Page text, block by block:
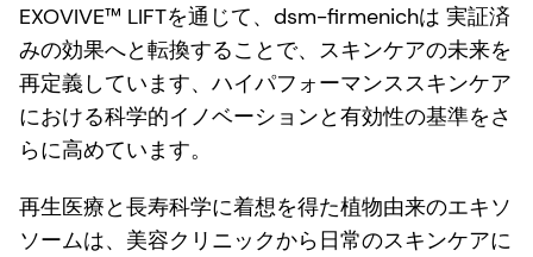
EXOVIVE™ LIFTを通じて、dsm-firmenichは 実証済
みの効果へと転換することで、スキンケアの未来を
再定義しています、ハイパフォーマンススキンケア
における科学的イノベーションと有効性の基準をさ
らに高めています。
再生医療と長寿科学に着想を得た植物由来のエキソ
ソームは、美容クリニックから日常のスキンケアに